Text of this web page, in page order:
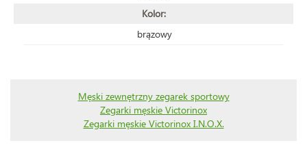
Kolor:
brązowy
Męski zewnętrzny zegarek sportowy
Zegarki męskie Victorinox
Zegarki męskie Victorinox I.N.O.X.